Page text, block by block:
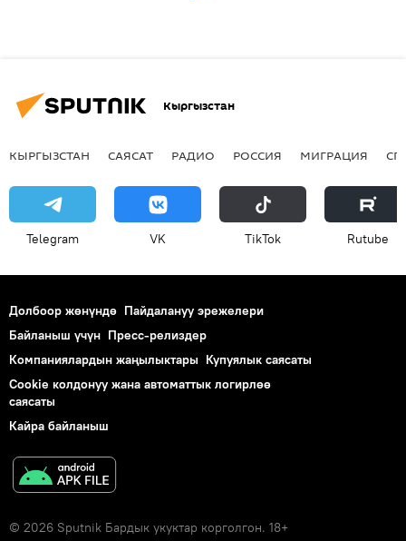
Кыргызстан
КЫРГЫЗСТАН САЯСАТ РАДИО РОССИЯ МИГРАЦИЯ
Telegram VK ТikТоk Rutube
Долбоор жөнүндө Пайдалануу эрежелери
Байланыш үчүн Пресс-релиздер
Компаниялардын жаңылыктары Купуялык саясаты
Cookie колдонуу жана автоматтык логирлөө
саясаты
Кайра байланыш
© 2026 Sputnik Бардык укуктар корголгон. 18+